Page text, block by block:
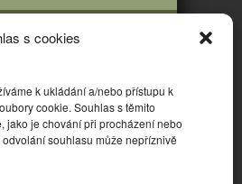
s cookies
k ukládání a/nebo přístupu k
cookie. Souhlas s těmito
jako je chování při procházení nebo
souhlasu může nepříznivě